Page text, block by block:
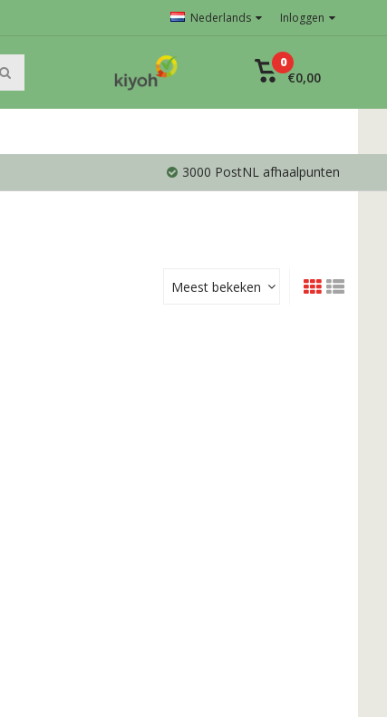
Nederlands Inloggen
0
€0,00
3000 PostNL afhaalpunten
Meest bekeken